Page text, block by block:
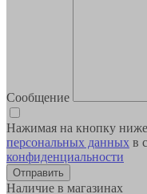
Сообщение
Нажимая на кнопку
персональных данных в
конфиденциальности
Наличие в магазинах